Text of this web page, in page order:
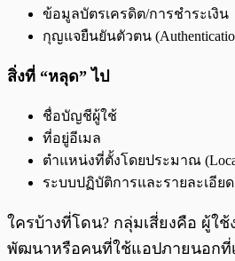
ข้อมูลบัตรเครดิต/การชำระเงิน
กุญแจยืนยันตัวตน
สิ่งที่ “หลุด” ไป
ชื่อบัญชีผู้ใช้
ที่อยู่อีเมล
ตำแหน่งที่ตั้งโดยประมาณ
ระบบปฏิบัติการและรายละเอียด
ใครบ้างที่โดน? กลุ่มเสี่ยงคือ ผู้ใ
พัฒนาหรือคนที่ใช้แอปภายนอกที่